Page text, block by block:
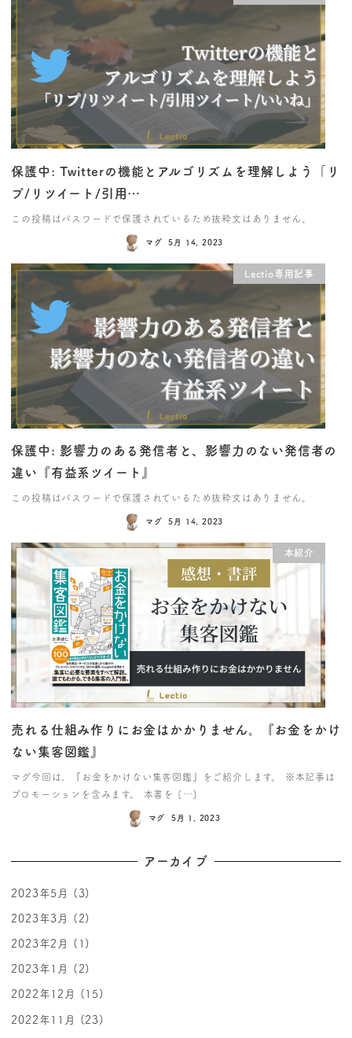
保護中: Twitterの機能とアルゴリズムを理解しよう「リ
プ/リツイート/引用…
この投稿はパスワードで保護されているため抜粋文はありません。
マグ 5月 14, 2023
Lectio専用記事
保護中: 影響力のある発信者と、影響力のない発信者の
違い『有益系ツイート』
この投稿はパスワードで保護されているため抜粋文はありません。
マグ 5月 14, 2023
本紹介
売れる仕組み作りにお金はかかりません。『お金をかけ
ない集客図鑑』
マグ今回は、『お金をかけない集客図鑑』をご紹介します。 ※本記事は
プロモーションを含みます。 本書を […]
マグ 5月 1, 2023
アーカイブ
2023年5月 (3)
2023年3月 (2)
2023年2月 (1)
2023年1月 (2)
2022年12月 (15)
2022年11月 (23)